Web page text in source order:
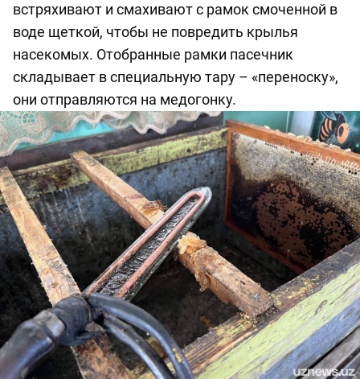
встряхивают и смахивают с рамок смоченной в
воде щеткой, чтобы не повредить крылья
насекомых. Отобранные рамки пасечник
складывает в специальную тару – «переноску»,
они отправляются на медогонку.